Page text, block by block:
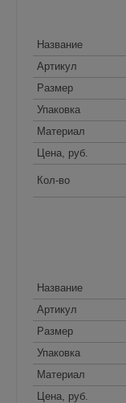
Название
Артикул
Размер
Упаковка
Материал
Цена, руб.
Кол-во
Название
Артикул
Размер
Упаковка
Материал
Цена, руб.